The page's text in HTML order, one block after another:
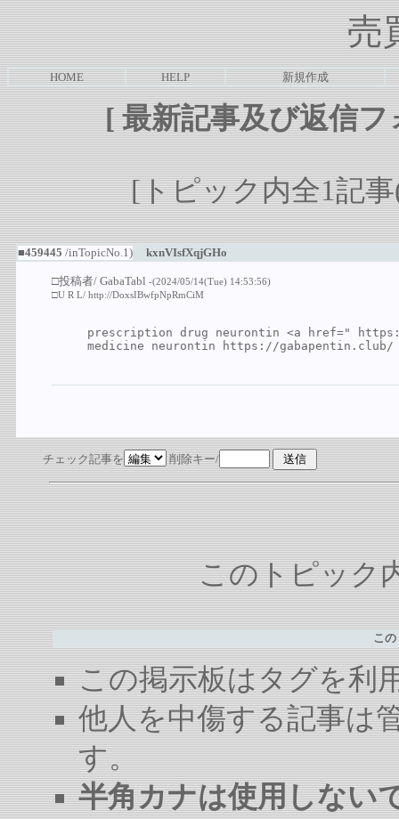
売
HOME HELP 新規作成
[最新記事及び返信
[トピック内全1記
■459445 /inTopicNo.1) kxnVIsfXqjGHo
□投稿者/ GabaTabl -(2024/05/14(Tue) 14:53:56)
□U R L/ http://DoxsIBwfpNpRmCiM
prescription drug neurontin <a href="
medicine neurontin
https://gabapentin.club/
チェック記事を 削除キー/
このトピック
こ
この掲示板はタグを利
他人を中傷する記事は
す。
半角カナは使用しない